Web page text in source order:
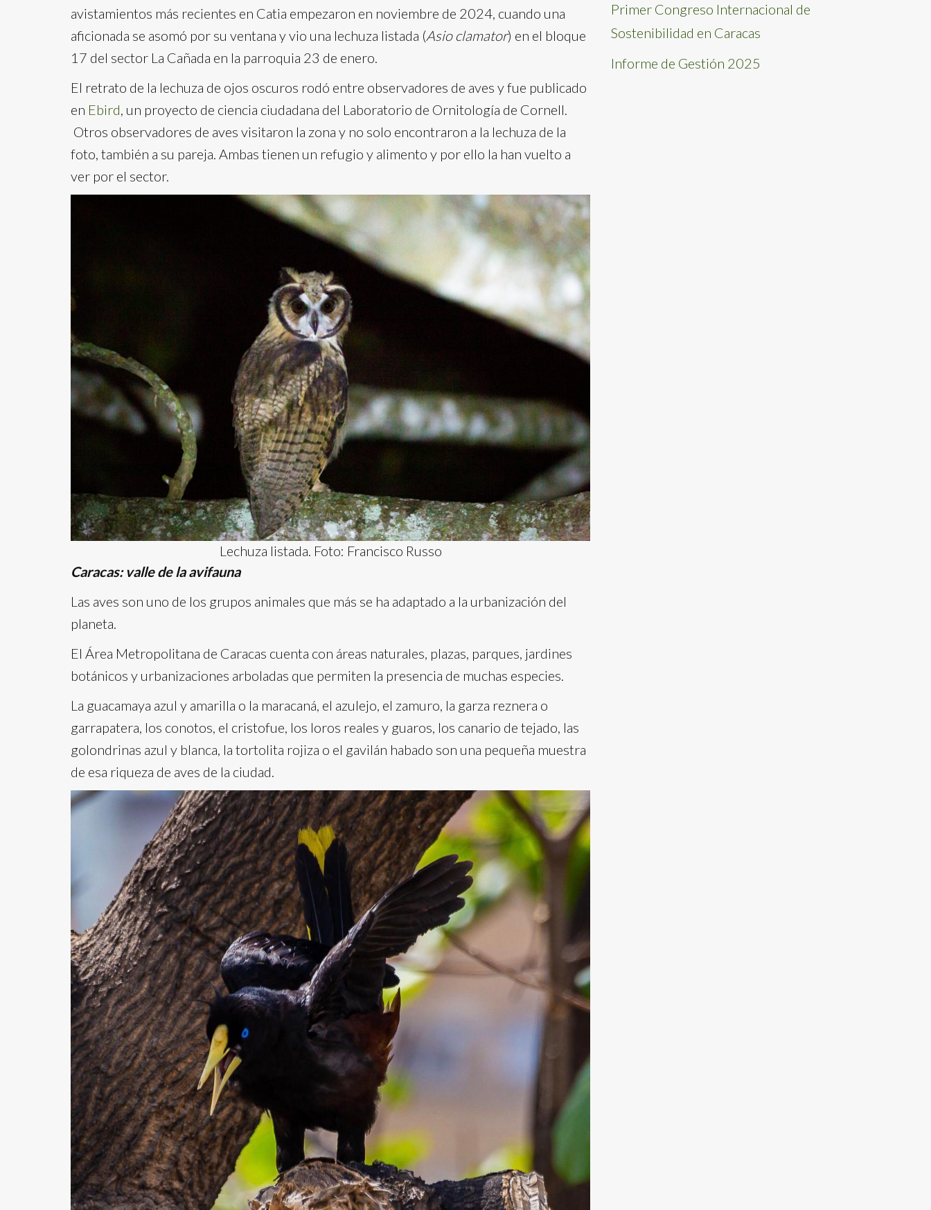
avistamientos más recientes en Catia empezaron en noviembre de 2024, cuando una
aficionada se asomó por su ventana y vio una lechuza listada (Asio clamator) en el bloque
17 del sector La Cañada en la parroquia 23 de enero.
El retrato de la lechuza de ojos oscuros rodó entre observadores de aves y fue publicado
en Ebird, un proyecto de ciencia ciudadana del Laboratorio de Ornitología de Cornell.
Otros observadores de aves visitaron la zona y no solo encontraron a la lechuza de la
foto, también a su pareja. Ambas tienen un refugio y alimento y por ello la han vuelto a
ver por el sector.
Lechuza listada. Foto: Francisco Russo
Caracas: valle de la avifauna
Las aves son uno de los grupos animales que más se ha adaptado a la urbanización del
planeta.
El Área Metropolitana de Caracas cuenta con áreas naturales, plazas, parques, jardines
botánicos y urbanizaciones arboladas que permiten la presencia de muchas especies.
La guacamaya azul y amarilla o la maracaná, el azulejo, el zamuro, la garza reznera o
garrapatera, los conotos, el cristofue, los loros reales y guaros, los canario de tejado, las
golondrinas azul y blanca, la tortolita rojiza o el gavilán habado son una pequeña muestra
de esa riqueza de aves de la ciudad.
Primer Congreso Internacional de
Sostenibilidad en Caracas
Informe de Gestión 2025